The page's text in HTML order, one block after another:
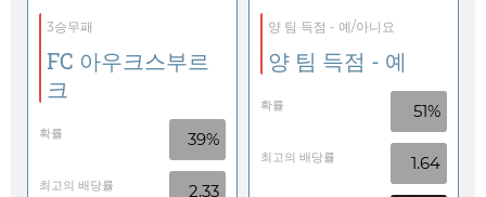
3승무패
FC 아우크스부르
크
확률 39%
최고의 배당률 2.33
양 팀 득점 - 예/아니요
양 팀 득점 - 예
확률 51%
최고의 배당률 1.64